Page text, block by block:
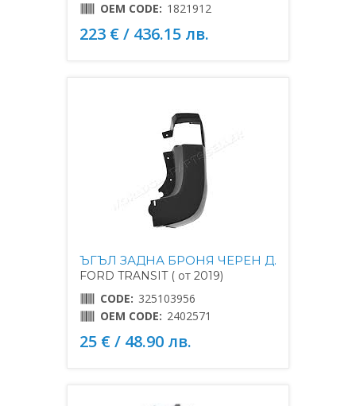
OEM CODE: 1821912
223 € / 436.15 лв.
ЪГЪЛ ЗАДНА БРОНЯ ЧЕРЕН Д.
FORD TRANSIT ( от 2019)
CODE: 325103956
OEM CODE: 2402571
25 € / 48.90 лв.